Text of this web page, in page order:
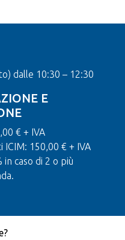
dalle 10:30 – 12:30
E
€ + IVA
ICIM: 150,00 € + IVA
caso di 2 o più